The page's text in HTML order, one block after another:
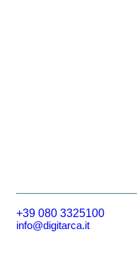
+39 080 3325100
info@digitarca.it